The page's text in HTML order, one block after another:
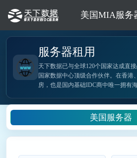
美国MIA服务
服务器租用
天下数据已与全球120个国家达成直
国家数据中心顶级合作伙伴。在香港
房，也是国内基础IDC商中唯一拥有
美国服务器